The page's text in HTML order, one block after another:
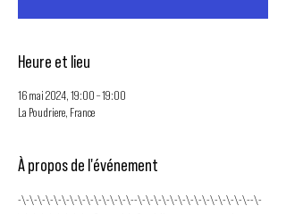
Heure et lieu
16 mai 2024, 19:00 – 19:00
La Poudriere, France
À propos de l'événement
-\-\-\-\-\-\-\-\-\-\-\-\-\-\--\-\-\-\-\-\-\-\-\-\-\-\-\-\--\-